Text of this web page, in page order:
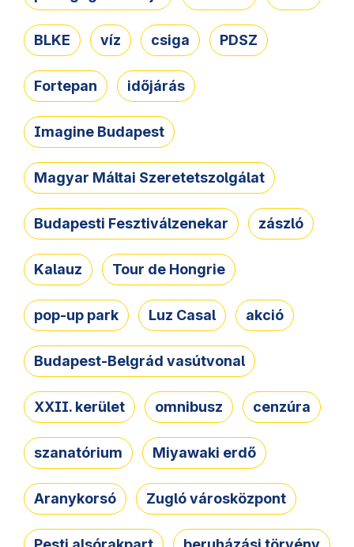
BLKE víz csiga PDSZ
Fortepan időjárás
Imagine Budapest
Magyar Máltai Szeretetszolgálat
Budapesti Fesztiválzenekar zászló
Kalauz Tour de Hongrie
pop-up park Luz Casal akció
Budapest-Belgrád vasútvonal
XXII. kerület omnibusz cenzúra
szanatórium Miyawaki erdő
Aranykorsó Zugló városközpont